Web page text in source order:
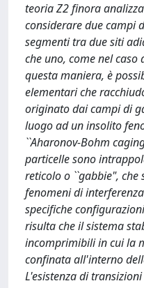
teoria Z2 finora
considerare due campi
segmenti tra due siti
che uno, come nel
questa maniera, è
elementari che
originato dai campi di
luogo ad un insolito
``Aharonov-Bohm
particelle sono
reticolo o ``gabbie",
fenomeni di
specifiche
risulta che il sistema
incomprimibili in cui la
confinata all'interno
L'esistenza di